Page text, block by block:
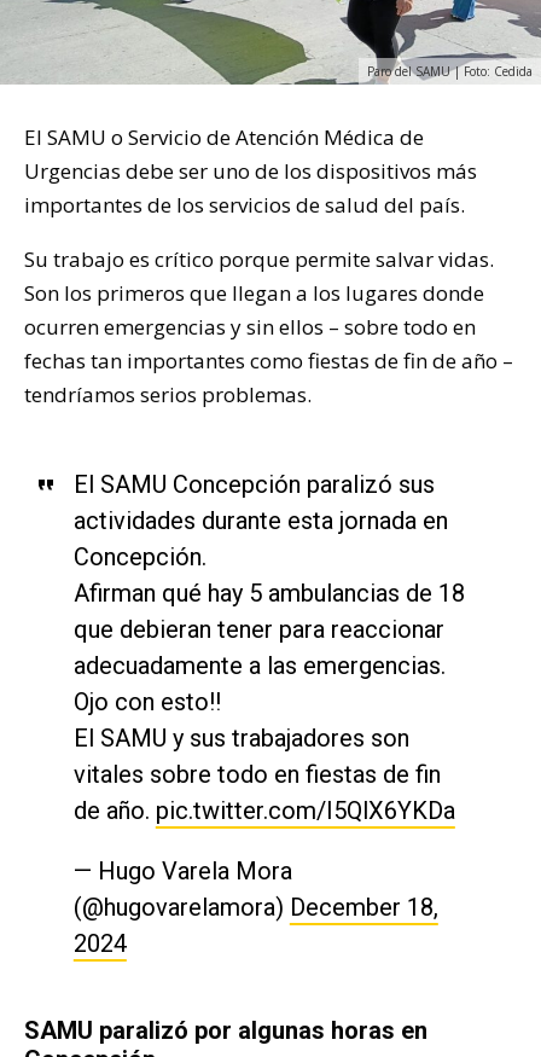
Paro del SAMU | Foto: Cedida
El SAMU o Servicio de Atención Médica de
Urgencias debe ser uno de los dispositivos más
importantes de los servicios de salud del país.
Su trabajo es crítico porque permite salvar vidas.
Son los primeros que llegan a los lugares donde
ocurren emergencias y sin ellos – sobre todo en
fechas tan importantes como fiestas de fin de año –
tendríamos serios problemas.
El SAMU Concepción paralizó sus
actividades durante esta jornada en
Concepción.
Afirman qué hay 5 ambulancias de 18
que debieran tener para reaccionar
adecuadamente a las emergencias.
Ojo con esto!!
El SAMU y sus trabajadores son
vitales sobre todo en fiestas de fin
de año. pic.twitter.com/I5QlX6YKDa
— Hugo Varela Mora
(@hugovarelamora) December 18,
2024
SAMU paralizó por algunas horas en